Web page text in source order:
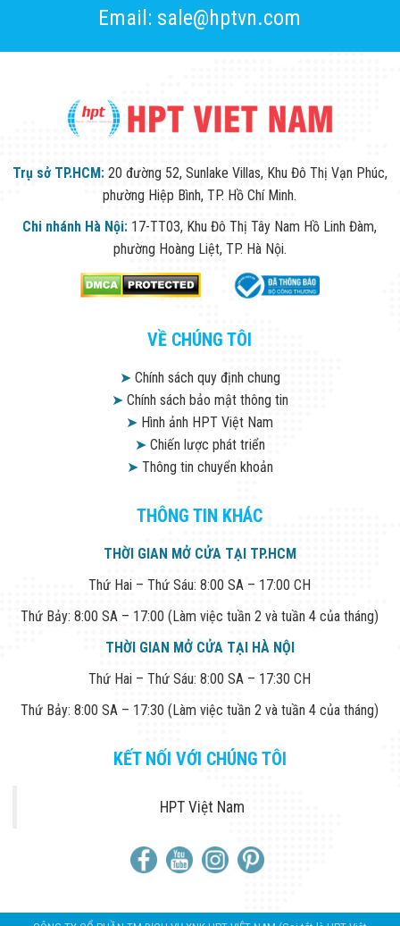
Email: sale@hptvn.com
Trụ sở TP.HCM: 20 đường 52, Sunlake Villas, Khu Đô Thị Vạn Phúc,
phường Hiệp Bình, TP. Hồ Chí Minh.
Chi nhánh Hà Nội: 17-TT03, Khu Đô Thị Tây Nam Hồ Linh Đàm,
phường Hoàng Liệt, TP. Hà Nội.
VỀ CHÚNG TÔI
➤Chính sách quy định chung
➤Chính sách bảo mật thông tin
➤ Hình ảnh HPT Việt Nam
➤Chiến lược phát triển
➤Thông tin chuyển khoản
THÔNG TIN KHÁC
THỜI GIAN MỞ CỬA TẠI TP.HCM
Thứ Hai – Thứ Sáu: 8:00 SA – 17:00 CH
Thứ Bảy: 8:00 SA – 17:00 (Làm việc tuần 2 và tuần 4 của tháng)
THỜI GIAN MỞ CỬA TẠI HÀ NỘI
Thứ Hai – Thứ Sáu: 8:00 SA – 17:30 CH
Thứ Bảy: 8:00 SA – 17:30 (Làm việc tuần 2 và tuần 4 của tháng)
KẾT NỐI VỚI CHÚNG TÔI
HPT Việt Nam